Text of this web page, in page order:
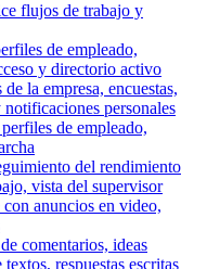
flujos de trabajo y
de empleado,
y directorio activo
la empresa, encuestas,
personales
de empleado,
del rendimiento
vista del supervisor
anuncios en video,
comentarios, ideas
respuestas escritas